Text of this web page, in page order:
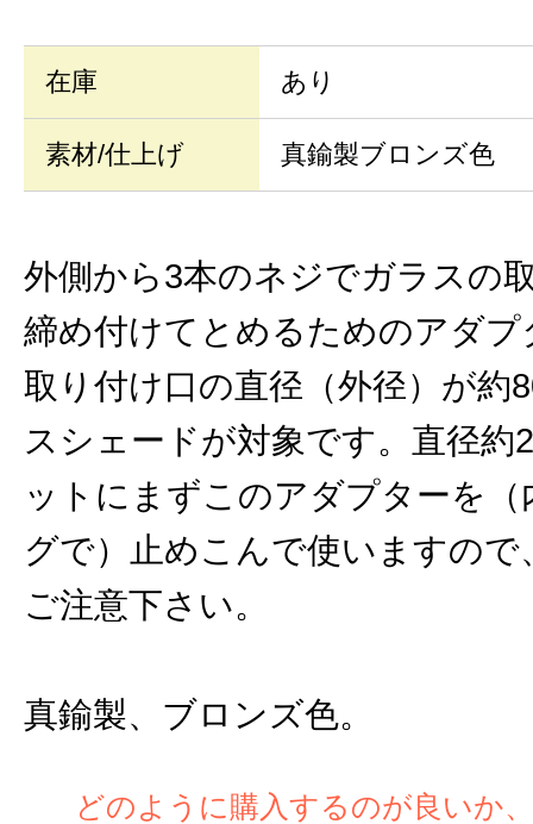
在庫 あり
素材/仕上げ 真鍮製ブロンズ色
外側から3本のネジでガラスの
締め付けてとめるためのアダプ
取り付け口の直径（外径）が約
スシェードが対象です。直径約
ットにまずこのアダプターを
グで）止めこんで使いますので
ご注意下さい。
真鍮製、ブロンズ色。
どのように購入するのが良いか